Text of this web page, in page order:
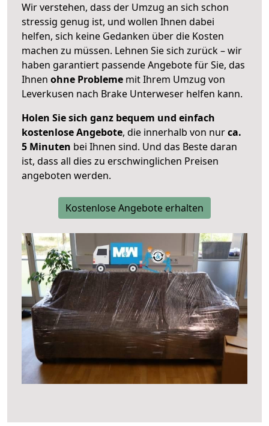
Wir verstehen, dass der Umzug an sich schon
stressig genug ist, und wollen Ihnen dabei
helfen, sich keine Gedanken über die Kosten
machen zu müssen. Lehnen Sie sich zurück – wir
haben garantiert passende Angebote für Sie, das
Ihnen ohne Probleme mit Ihrem Umzug von
Leverkusen nach Brake Unterweser helfen kann.
Holen Sie sich ganz bequem und einfach
kostenlose Angebote, die innerhalb von nurca.
5 Minuten bei Ihnen sind. Und das Beste daran
ist, dass all dies zu erschwinglichen Preisen
angeboten werden.
Kostenlose Angebote erhalten